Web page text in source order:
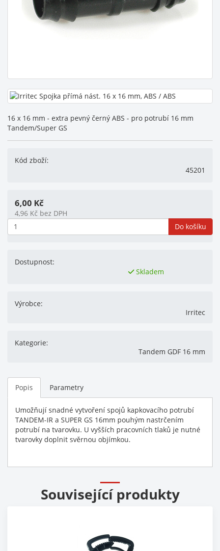
16 x 16 mm - extra pevný černý ABS - pro potrubí 16 mm
Tandem/Super GS
Kód zboží:
45201
6,00 Kč
4,96 Kč bez DPH
Do košíku
Dostupnost:
Skladem
Výrobce:
Irritec
Kategorie:
Tandem GDF 16 mm
Popis Parametry
Umožňují snadné vytvoření spojů kapkovacího potrubí
TANDEM-IR a SUPER GS 16mm pouhým nastrčením
potrubí na tvarovku. U vyšších pracovních tlaků je nutné
tvarovky doplnit svěrnou objímkou.
Související produkty